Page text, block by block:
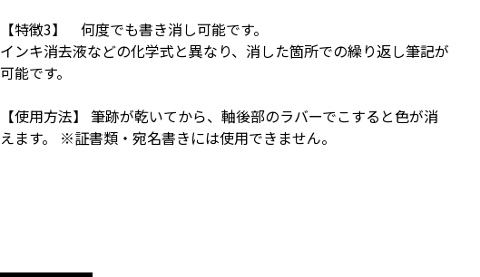
【特徴3】 何度でも書き消し可能です。
インキ消去液などの化学式と異なり、消した箇所での繰り返し筆記が
可能です。
【使用方法】 筆跡が乾いてから、軸後部のラバーでこすると色が消
えます。 ※証書類・宛名書きには使用できません。